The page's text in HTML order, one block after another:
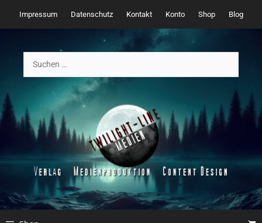
Inhalt
springen
Impressum Datenschutz Kontakt Konto Shop Blog
nach: